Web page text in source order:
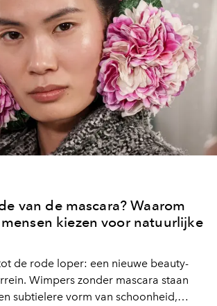
van de mascara? Waarom
kiezen voor natuurlijke
de rode loper: een nieuwe beauty-
Wimpers zonder mascara staan
subtielere vorm van schoonheid,